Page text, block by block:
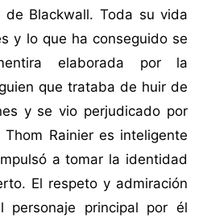
Blackwall. Toda su vida
y lo que ha conseguido se
elaborada por la
que trataba de huir de
y se vio perjudicado por
Rainier es inteligente
a tomar la identidad
El respeto y admiración
personaje principal por él